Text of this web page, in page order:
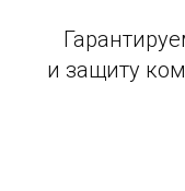
и защиту